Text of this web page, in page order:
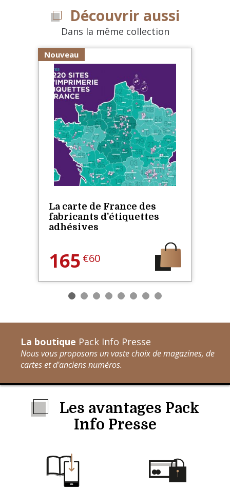
Découvrir aussi
Dans la même collection
Nouveau
La carte de France des
fabricants d'étiquettes
adhésives
165 €60
La boutique Pack Info Presse
Nous vous proposons un vaste choix de magazines, de
cartes et d'anciens numéros.
Les avantages Pack
Info Presse